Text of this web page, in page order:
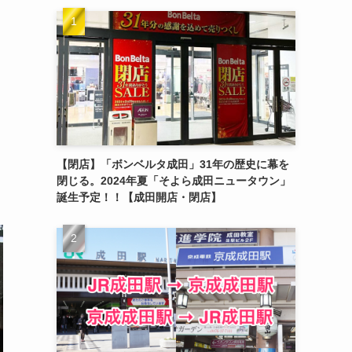
【閉店】「ボンベルタ成田」31年の歴史に幕を
閉じる。2024年夏「そよら成田ニュータウン」
誕生予定！！【成田開店・閉店】